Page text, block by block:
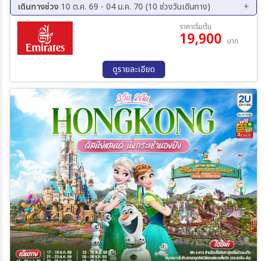
เทพเจ้าปักไต่ ขอพรเรื่องความสำเร็จในชีวิตและการงาน | ลงห้องลับวัด
หวังต้าเซียน สักการะสิ่งศักดิ์สิทธิ์ เสริมมงคลชีวิต | เจ้าแม่กวนอิมฮ่องฮำ
ขอเรื่องเงิน ทรัพย์สิน และความมั่งคั่ง | อิสระท่องเที่ยว 1 วัน เลือกซื้อ
บัตรดิสนีย์แลนด์หรือช้อปปิ้งจุใจ | พักโรงแรม 4 ดาว แหล่งช้อปปิ้ง.. ย่าน
จิมซาจุ่ยหรือย่านมงก๊ก | เมนูพิเศษ.. ติ่มซำฮ่องกง ห่านย่างรสเลิศ และชา
เดินทางช่วง 10 ต.ค. 69 - 04 ม.ค. 70 (10 ช่วงวันเดินทาง)
10 ต.ค. 69 - 13 ต.ค. 69
22 ต.ค. 69 - 25 ต.ค. 69
29 ต.ค. 69 - 01 พ.ย. 69
19 พ.ย. 69 - 22 พ.ย. 69
26 พ.ย. 69 - 29 พ.ย. 69
03 ธ.ค. 69 - 06 ธ.ค. 69
10 ธ.ค. 69 - 13 ธ.ค. 69
01 ม.ค. 70 - 04 ม.ค. 70
ราคาเริ่มต้น
19,900 บาท
ดูรายละเอียด